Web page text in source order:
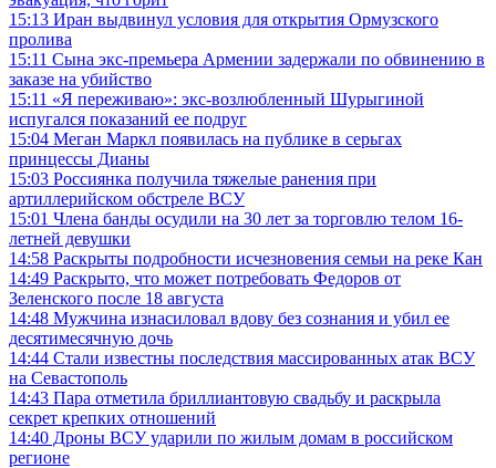
15:13 Иран выдвинул условия для открытия Ормузского
пролива
15:11 Сына экс-премьера Армении задержали по обвинению в
заказе на убийство
15:11 «Я переживаю»: экс-возлюбленный Шурыгиной
испугался показаний ее подруг
15:04 Меган Маркл появилась на публике в серьгах
принцессы Дианы
15:03 Россиянка получила тяжелые ранения при
артиллерийском обстреле ВСУ
15:01 Члена банды осудили на 30 лет за торговлю телом 16-
летней девушки
14:58 Раскрыты подробности исчезновения семьи на реке Кан
14:49 Раскрыто, что может потребовать Федоров от
Зеленского после 18 августа
14:48 Мужчина изнасиловал вдову без сознания и убил ее
десятимесячную дочь
14:44 Стали известны последствия массированных атак ВСУ
на Севастополь
14:43 Пара отметила бриллиантовую свадьбу и раскрыла
секрет крепких отношений
14:40 Дроны ВСУ ударили по жилым домам в российском
регионе